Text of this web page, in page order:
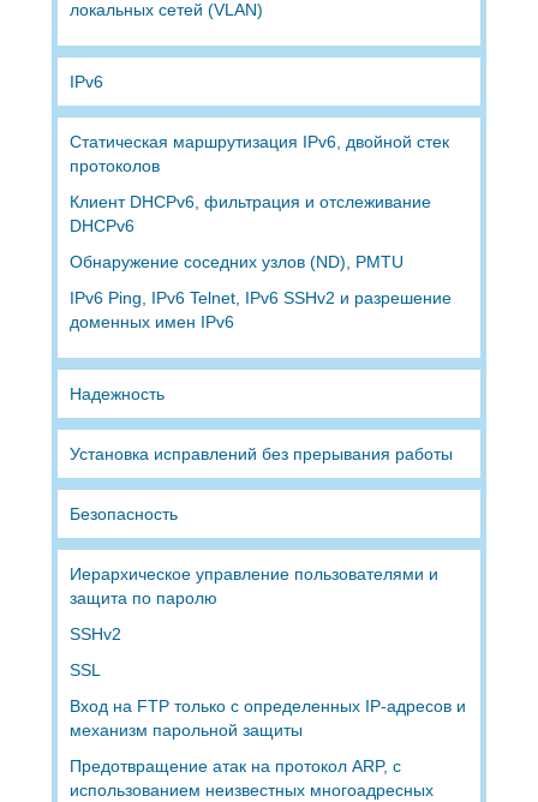
локальных сетей (VLAN)
IPv6
Статическая маршрутизация IPv6, двойной стек
протоколов
Клиент DHCPv6, фильтрация и отслеживание
DHCPv6
Обнаружение соседних узлов (ND), PMTU
IPv6 Ping, IPv6 Telnet, IPv6 SSHv2 и разрешение
доменных имен IPv6
Надежность
Установка исправлений без прерывания работы
Безопасность
Иерархическое управление пользователями и
защита по паролю
SSHv2
SSL
Вход на FTP только с определенных IP-адресов и
механизм парольной защиты
Предотвращение атак на протокол ARP, с
использованием неизвестных многоадресных